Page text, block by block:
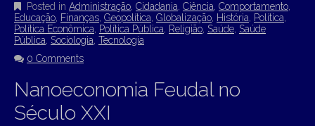
Posted in Administração Cidadania Ciência Comportamento
Educação Finanças Geopolítica Globalização História Política
Política Econômica
Política Pública Religião Saúde Saúde
Pública Sociologia Tecnologia
0 Comments
Nanoeconomia Feudal no
Século XXI